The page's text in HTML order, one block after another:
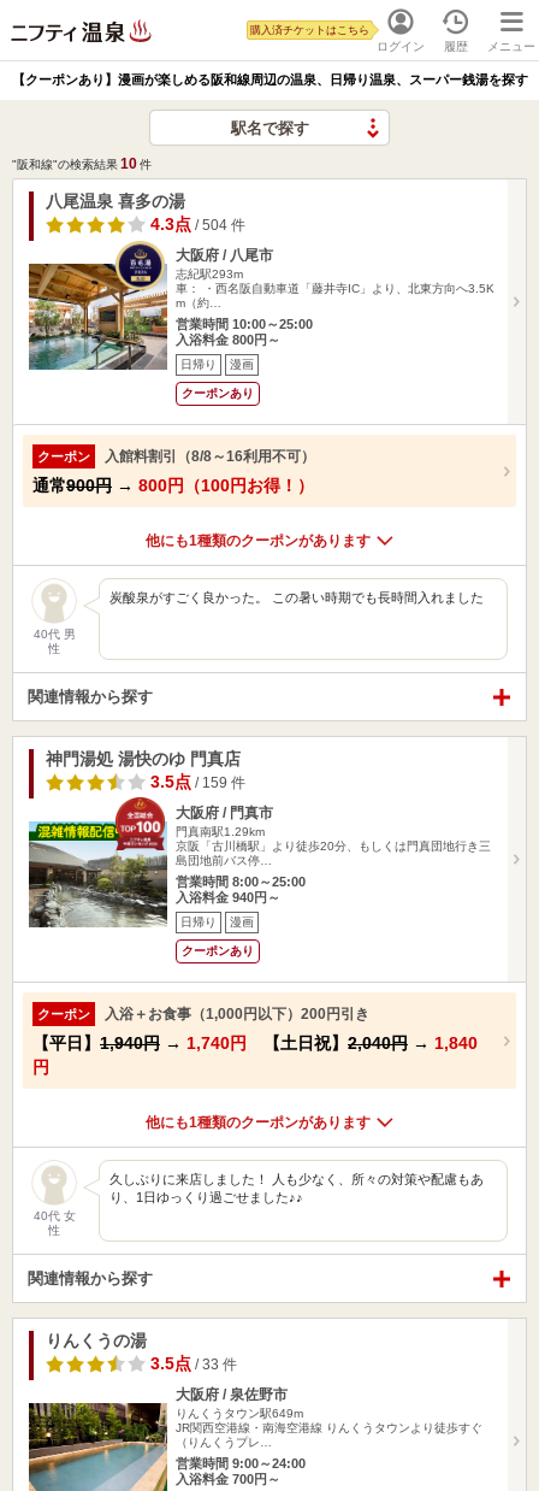
ログイン
購入済チケットはこちら
履歴 メニュー
【クーポンあり】漫画が楽しめる阪和線周辺の温泉、日帰り温泉、スーパー銭湯を探す
駅名で探す
"阪和線"の検索結果10件
八尾温泉 喜多の湯
4.3点 / 504 件
大阪府 / 八尾市
志紀駅293m
車： ・西名阪自動車道「藤井寺IC」より、北東方向へ3.5K
m（約…
営業時間 10:00～25:00
入浴料金 800円～
日帰り 漫画
クーポンあり
クーポン 入館料割引（8/8～16利用不可）
通常900円 → 800円（100円お得！）
他にも1種類のクーポンがあります
40代 男
性
炭酸泉がすごく良かった。 この暑い時期でも長時間入れました
関連情報から探す
神門湯処 湯快のゆ 門真店
3.5点 / 159 件
大阪府 / 門真市
門真南駅1.29km
京阪「古川橋駅」より徒歩20分、もしくは門真団地行き三
島団地前バス停…
営業時間 8:00～25:00
入浴料金 940円～
日帰り 漫画
クーポンあり
クーポン 入浴＋お食事（1,000円以下）200円引き
【平日】 1,940円 → 1,740円 【土日祝】 2,040円 → 1,840
円
他にも1種類のクーポンがあります
40代 女
性
久しぶりに来店しました！ 人も少なく、所々の対策や配慮もあ
り、1日ゆっくり過ごせました♪♪
関連情報から探す
りんくうの湯
3.5点 / 33 件
大阪府 / 泉佐野市
りんくうタウン駅649m
JR関西空港線・南海空港線 りんくうタウンより徒歩すぐ
（りんくうプレ…
営業時間 9:00～24:00
入浴料金 700円～